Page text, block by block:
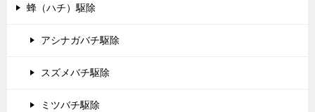
蜂（ハチ）駆除
アシナガバチ駆除
スズメバチ駆除
ミツバチ駆除